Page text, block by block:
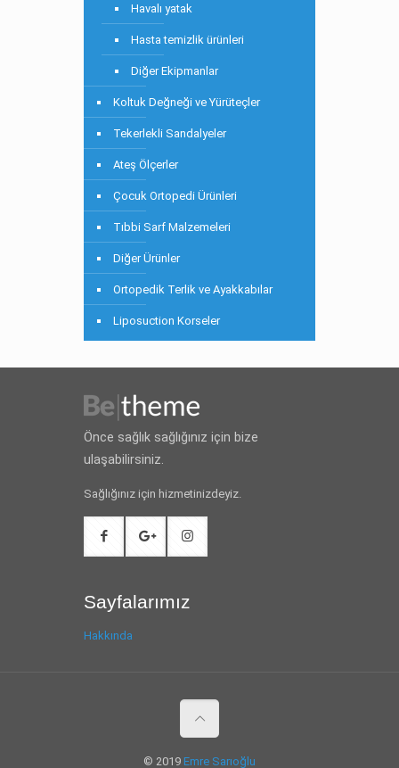
Havalı yatak
Hasta temizlik ürünleri
Diğer Ekipmanlar
Koltuk Değneği ve Yürüteçler
Tekerlekli Sandalyeler
Ateş Ölçerler
Çocuk Ortopedi Ürünleri
Tıbbi Sarf Malzemeleri
Diğer Ürünler
Ortopedik Terlik ve Ayakkabılar
Liposuction Korseler
Önce sağlık sağlığınız için bize
ulaşabilirsiniz.
Sağlığınız için hizmetinizdeyiz.
Sayfalarımız
Hakkında
© 2019 Emre Sarıoğlu